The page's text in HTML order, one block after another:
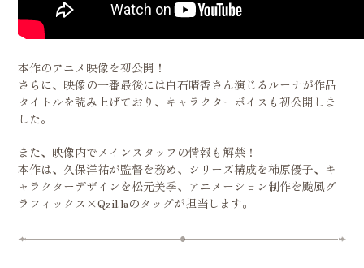
本作のアニメ映像を初公開！
さらに、映像の一番最後には白石晴香さん演じるルーナが作品
タイトルを読み上げており、キャラクターボイスも初公開しま
した。
また、映像内でメインスタッフの情報も解禁！
本作は、久保洋祐が監督を務め、シリーズ構成を柿原優子、キ
ャラクターデザインを松元美季、アニメーション制作を颱風グ
ラフィックス×Qzil.laのタッグが担当します。